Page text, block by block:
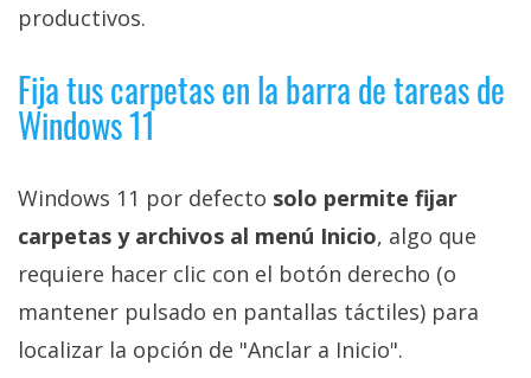
comunicación
digital donde
encontrarás
todas las
tecnología,
móviles,
ordenadores,
apps,
informática,
comparativas,
trucos y
tutoriales.
productivos.
Fija tus carpetas en la barra de tareas de
Windows 11
Windows 11 por defecto solo permite fijar
carpetas y archivos al menú Inicio, algo que
requiere hacer clic con el botón derecho (o
mantener pulsado en pantallas táctiles) para
localizar la opción de "Anclar a Inicio".